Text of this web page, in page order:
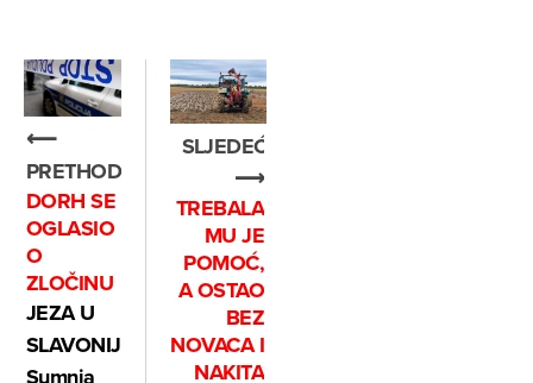
⟵
PRETHODNO
DORH SE
OGLASIO
O
ZLOČINU
JEZA U
SLAVONIJI:
Sumnja
SLJEDEĆE
⟶
TREBALA
MU JE
POMOĆ,
A OSTAO
BEZ
NOVACA I
NAKITA